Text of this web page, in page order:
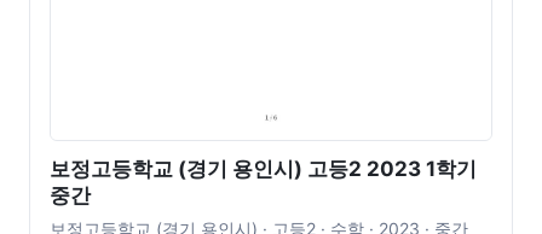
보정고등학교 (경기 용인시) 고등2 2023 1학기
중간
보정고등학교 (경기 용인시) · 고등2 · 수학 · 2023 · 중간